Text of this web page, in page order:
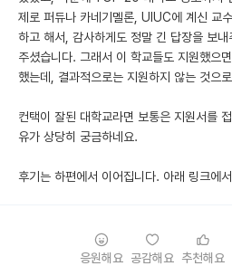
제로 퍼듀나 카네기멜론, UIUC에 계신 교
하고 해서, 감사하게도 정말 긴 답장을 보
주셨습니다. 그래서 이 학교들도 지원했으
했는데, 결과적으로는 지원하지 않는 것으
컨택이 잘된 대학교라면 보통은 지원서를
유가 상당히 궁금하네요.
후기는 하편에서 이어집니다. 아래 링크에
응원해요
공감해요
추천해요